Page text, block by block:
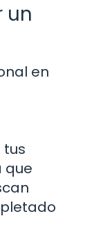
un
en
tus
que